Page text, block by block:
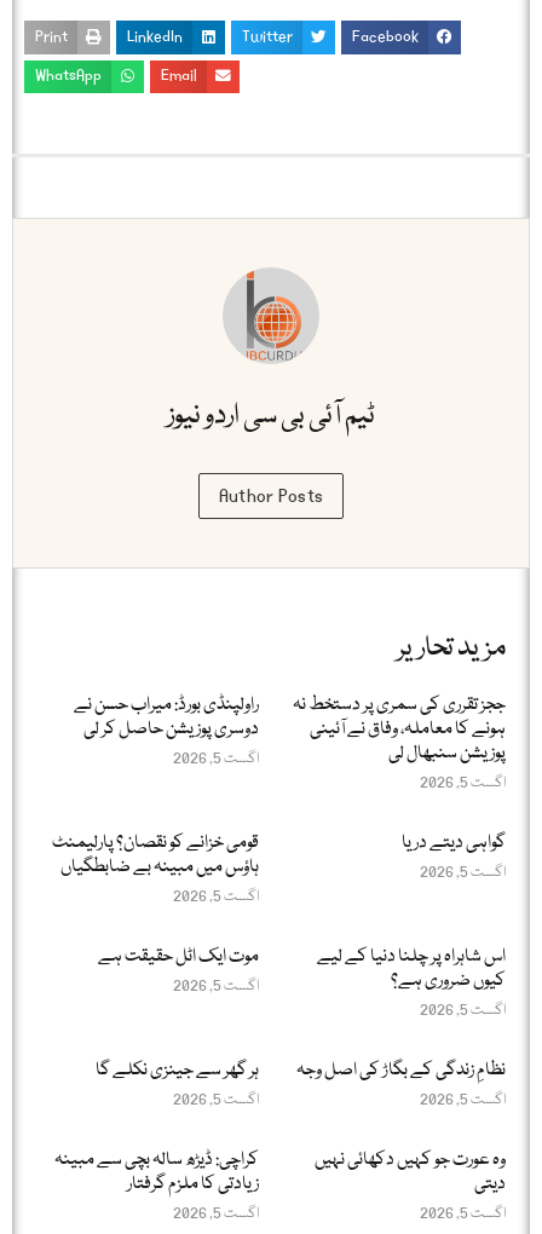
Facebook
Twitter
LinkedIn
Print
Email
WhatsApp
ٹیم آئی بی سی اردو نیوز
Author Posts
مزید تحاریر
ججز تقرری کی سمری پر دستخط نہ
ہونے کا معاملہ، وفاق نے آئینی
پوزیشن سنبھال لی
اگست 5, 2026
راولپنڈی بورڈ: میراب حسن نے
دوسری پوزیشن حاصل کر لی
اگست 5, 2026
گواہی دیتے دریا
اگست 5, 2026
قومی خزانے کو نقصان؟ پارلیمنٹ
ہاؤس میں مبینہ بے ضابطگیاں
اگست 5, 2026
اس شاہراہ پر چلنا دنیا کے لیے
کیوں ضروری ہے؟
اگست 5, 2026
موت ایک اٹل حقیقت ہے
اگست 5, 2026
نظامِ زندگی کے بگاڑ کی اصل وجہ
اگست 5, 2026
ہر گھر سے جینزی نکلے گا
اگست 5, 2026
وہ عورت جو کہیں دکھائی نہیں
دیتی
اگست 5, 2026
کراچی: ڈیڑھ سالہ بچی سے مبینہ
زیادتی کا ملزم گرفتار
اگست 5, 2026